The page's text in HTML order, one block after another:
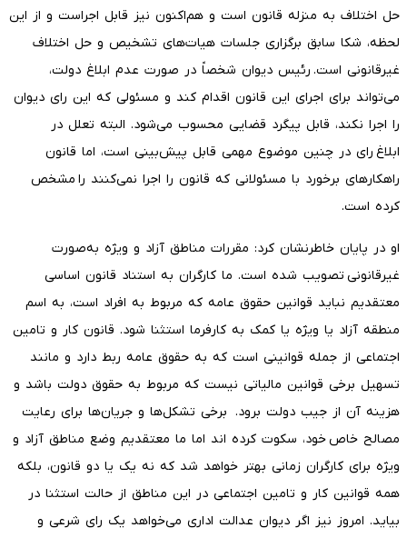
حل اختلاف به منزله قانون است و هم‌اکنون نیز قابل اجراست و از این
لحظه، شکا سابق برگزاری جلسات هیات‌های تشخیص و حل اختلاف
غیرقانونی است. رئیس دیوان شخصاً در صورت عدم ابلاغ دولت،
می‌تواند برای اجرای این قانون اقدام کند و مسئولی که این رای دیوان
را اجرا نکند، قابل پیگرد قضایی محسوب می‌شود. البته تعلل در
ابلاغ رای در چنین موضوع مهمی قابل پیش‌بینی است، اما قانون
راهکارهای برخورد با مسئولانی که قانون را اجرا نمی‌کنند را مشخص
کرده است.
او در پایان خاطرنشان کرد: مقررات مناطق آزاد و ویژه به‌صورت
غیرقانونی تصویب شده است. ما کارگران به استناد قانون اساسی
معتقدیم نباید قوانین حقوق عامه که مربوط به افراد است، به اسم
منطقه آزاد یا ویژه یا کمک به کارفرما استثنا شود. قانون کار و تامین
اجتماعی از جمله قوانینی است که به حقوق عامه ربط دارد و مانند
تسهیل برخی قوانین مالیاتی نیست که مربوط به حقوق دولت باشد و
هزینه آن از جیب دولت برود. برخی تشکل‌ها و جریان‌ها برای رعایت
مصالح خاص خود، سکوت کرده اند اما ما معتقدیم وضع مناطق آزاد و
ویژه برای کارگران زمانی بهتر خواهد شد که نه یک یا دو قانون، بلکه
همه قوانین کار و تامین اجتماعی در این مناطق از حالت استثنا در
بیاید. امروز نیز اگر دیوان عدالت اداری می‌خواهد یک رای شرعی و